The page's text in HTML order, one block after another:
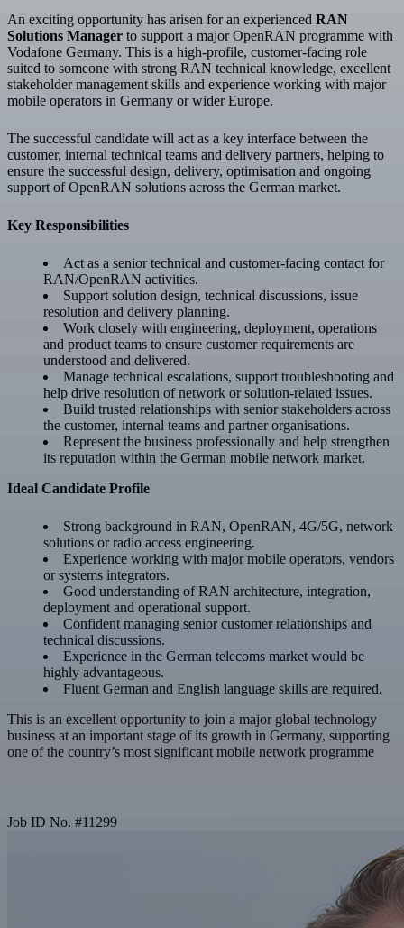
An exciting opportunity has arisen for an experienced RAN
Solutions Manager to support a major OpenRAN programme with
Vodafone Germany. This is a high-profile, customer-facing role
suited to someone with strong RAN technical knowledge, excellent
stakeholder management skills and experience working with major
mobile operators in Germany or wider Europe.
The successful candidate will act as a key interface between the
customer, internal technical teams and delivery partners, helping to
ensure the successful design, delivery, optimisation and ongoing
support of OpenRAN solutions across the German market.
Key Responsibilities
Act as a senior technical and customer-facing contact for
RAN/OpenRAN activities.
Support solution design, technical discussions, issue
resolution and delivery planning.
Work closely with engineering, deployment, operations
and product teams to ensure customer requirements are
understood and delivered.
Manage technical escalations, support troubleshooting and
help drive resolution of network or solution-related issues.
Build trusted relationships with senior stakeholders across
the customer, internal teams and partner organisations.
Represent the business professionally and help strengthen
its reputation within the German mobile network market.
Ideal Candidate Profile
Strong background in RAN, OpenRAN, 4G/5G, network
solutions or radio access engineering.
Experience working with major mobile operators, vendors
or systems integrators.
Good understanding of RAN architecture, integration,
deployment and operational support.
Confident managing senior customer relationships and
technical discussions.
Experience in the German telecoms market would be
highly advantageous.
Fluent German and English language skills are required.
This is an excellent opportunity to join a major global technology
business at an important stage of its growth in Germany, supporting
one of the country’s most significant mobile network programme
Job ID No. #11299